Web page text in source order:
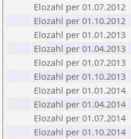
Elozahl per 01.07.2012
Elozahl per 01.10.2012
Elozahl per 01.01.2013
Elozahl per 01.04.2013
Elozahl per 01.07.2013
Elozahl per 01.10.2013
Elozahl per 01.01.2014
Elozahl per 01.04.2014
Elozahl per 01.07.2014
Elozahl per 01.10.2014